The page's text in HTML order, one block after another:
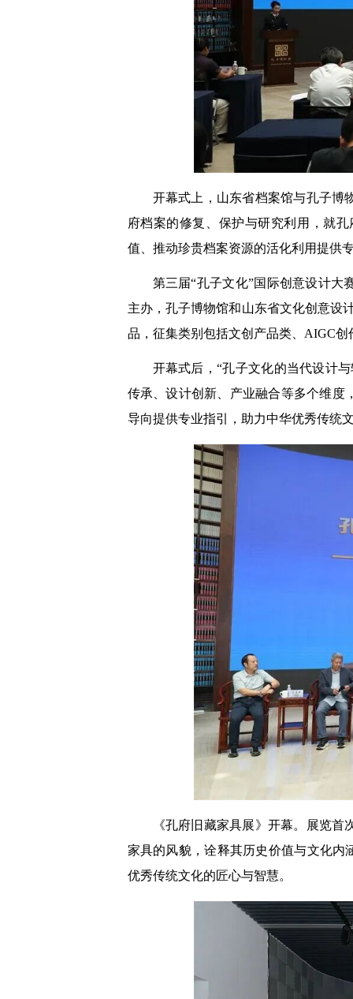
开幕式上，山东省档案馆与孔子博
府档案的修复、保护与研究利用，就
值、推动珍贵档案资源的活化利用提供
第三届“孔子文化”国际创意设计大
主办，孔子博物馆和山东省文化创意设
品，征集类别包括文创产品类、AIGC
开幕式后，“孔子文化的当代设计
传承、设计创新、产业融合等多个维度
导向提供专业指引，助力中华优秀传统
《孔府旧藏家具展》开幕。展览
家具的风貌，诠释其历史价值与文化内
优秀传统文化的匠心与智慧。